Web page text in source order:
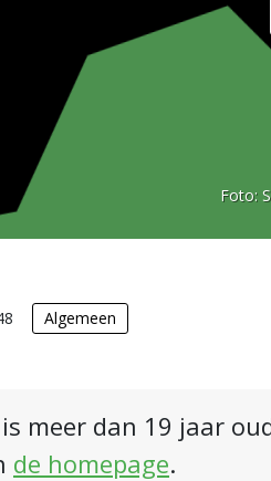
Foto:
Algemeen
meer dan 19 jaar
de homepage.